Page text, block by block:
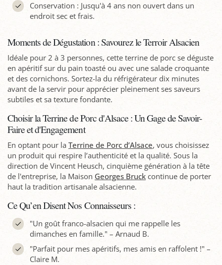
Conservation : Jusqu'à 4 ans non ouvert dans un
endroit sec et frais.
Moments de Dégustation : Savourez le Terroir Alsacien
Idéale pour 2 à 3 personnes, cette terrine de porc se déguste
en apéritif sur du pain toasté ou avec une salade croquante
et des cornichons. Sortez-la du réfrigérateur dix minutes
avant de la servir pour apprécier pleinement ses saveurs
subtiles et sa texture fondante.
Choisir la Terrine de Porc d'Alsace : Un Gage de Savoir-
Faire et d'Engagement
En optant pour la Terrine de Porc d’Alsace, vous choisissez
un produit qui respire l’authenticité et la qualité. Sous la
direction de Vincent Heusch, cinquième génération à la tête
de l'entreprise, la Maison Georges Bruck continue de porter
haut la tradition artisanale alsacienne.
Ce Qu’en Disent Nos Connaisseurs :
"Un goût franco-alsacien qui me rappelle les
dimanches en famille." – Arnaud B.
"Parfait pour mes apéritifs, mes amis en raffolent !" –
Claire M.